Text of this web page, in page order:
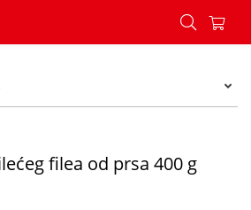
pilećeg filea od prsa 400 g -
filea od prsa 400 g